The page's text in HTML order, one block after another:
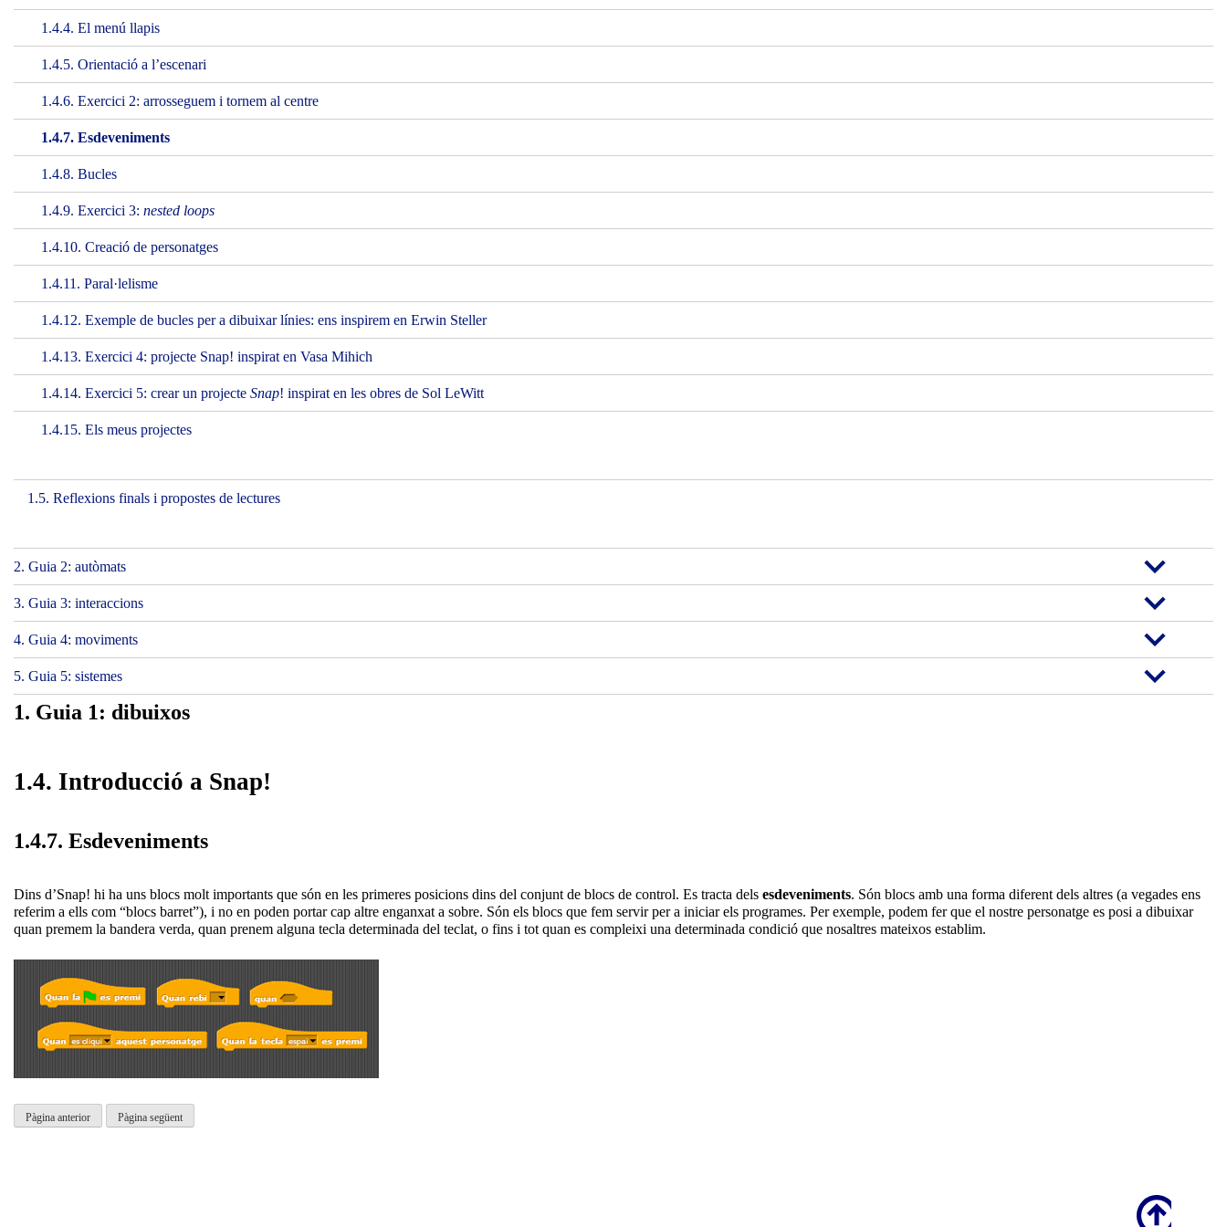
1.4.4. El menú llapis
1.4.5. Orientació a l’escenari
1.4.6. Exercici 2: arrosseguem i tornem al centre
1.4.7. Esdeveniments
1.4.8. Bucles
1.4.9. Exercici 3: nested loops
1.4.10. Creació de personatges
1.4.11. Paral·lelisme
1.4.12. Exemple de bucles per a dibuixar línies: ens inspirem en Erwin Steller
1.4.13. Exercici 4: projecte Snap! inspirat en Vasa Mihich
1.4.14. Exercici 5: crear un projecte Snap! inspirat en les obres de Sol LeWitt
1.4.15. Els meus projectes
1.5. Reflexions finals i propostes de lectures
2. Guia 2: autòmats
3. Guia 3: interaccions
4. Guia 4: moviments
5. Guia 5: sistemes
1. Guia 1: dibuixos
1.4. Introducció a Snap!
1.4.7. Esdeveniments
Dins d’Snap! hi ha uns blocs molt importants que són en les primeres posicions dins del conjunt de blocs de control. Es tracta dels esdeveniments. Són blocs amb una forma diferent dels altres (a vegades ens
referim a ells com “blocs barret”), i no en poden portar cap altre enganxat a sobre. Són els blocs que fem servir per a iniciar els programes. Per exemple, podem fer que el nostre personatge es posi a dibuixar
quan premem la bandera verda, quan prenem alguna tecla determinada del teclat, o fins i tot quan es compleixi una determinada condició que nosaltres mateixos establim.
Pàgina anterior Pàgina següent
Scroll